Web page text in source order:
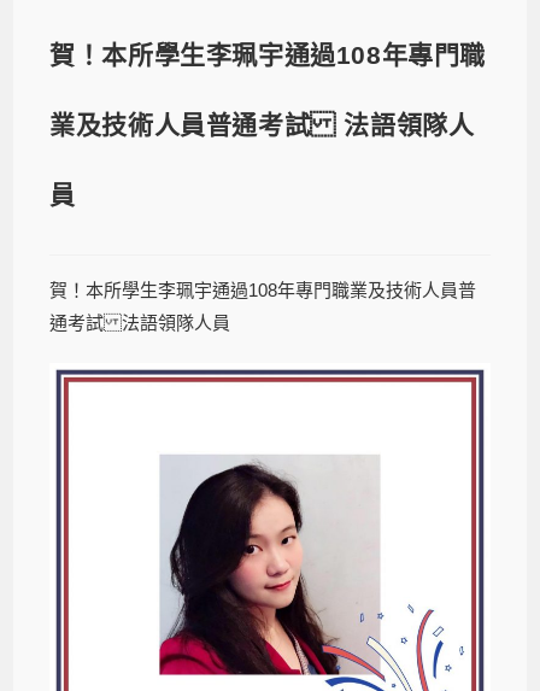
賀！本所學生李珮宇通過108年專門職
業及技術人員普通考試 法語領隊人
員
賀！本所學生李珮宇通過108年專門職業及技術人員普
通考試 法語領隊人員